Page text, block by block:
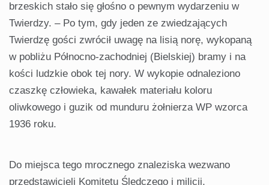
brzeskich stało się głośno o pewnym wydarzeniu w
Twierdzy. – Po tym, gdy jeden ze zwiedzających
Twierdzę gości zwrócił uwagę na lisią norę, wykopaną
w pobliżu Północno-zachodniej (Bielskiej) bramy i na
kości ludzkie obok tej nory. W wykopie odnaleziono
czaszkę człowieka, kawałek materiału koloru
oliwkowego i guzik od munduru żołnierza WP wzorca
1936 roku.
Do miejsca tego mrocznego znaleziska wezwano
przedstawicieli Komitetu Śledczego i milicji,